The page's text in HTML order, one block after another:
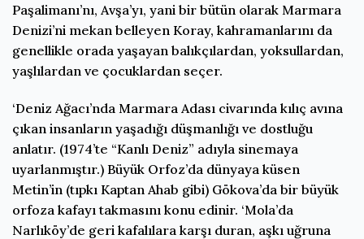
Paşalimanı’nı, Avşa’yı, yani bir bütün olarak Marmara
Denizi’ni mekan belleyen Koray, kahramanlarını da
genellikle orada yaşayan balıkçılardan, yoksullardan,
yaşlılardan ve çocuklardan seçer.
‘Deniz Ağacı’nda Marmara Adası civarında kılıç avına
çıkan insanların yaşadığı düşmanlığı ve dostluğu
anlatır. (1974’te “Kanlı Deniz” adıyla sinemaya
uyarlanmıştır.) Büyük Orfoz’da dünyaya küsen
Metin’in (tıpkı Kaptan Ahab gibi) Gökova’da bir büyük
orfoza kafayı takmasını konu edinir. ‘Mola’da
Narlıköy’de geri kafalılara karşı duran, aşkı uğruna